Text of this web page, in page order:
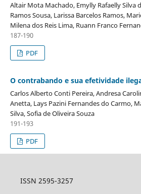
Altair Mota Machado, Emylly Rafaelly Silva
Ramos Sousa, Larissa Barcelos Ramos,
Milena dos Reis Lima, Ruann Franco
187-190
PDF
O contrabando e sua efetividade
Carlos Alberto Conti Pereira, Andresa
Anetta, Lays Pazini Fernandes do Carmo,
Silva, Sofia de Oliveira Souza
191-193
PDF
ISSN 2595-3257